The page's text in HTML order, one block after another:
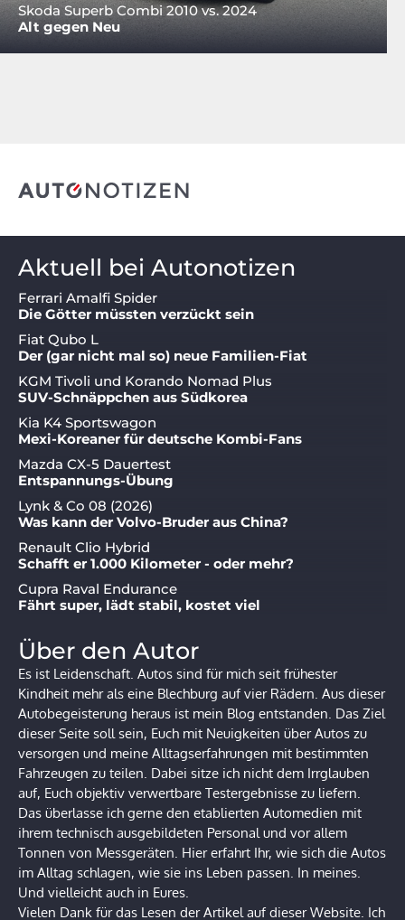
Skoda Superb Combi 2010 vs. 2024
Alt gegen Neu
Aktuell bei Autonotizen
Ferrari Amalfi Spider
Die Götter müssten verzückt sein
Fiat Qubo L
Der (gar nicht mal so) neue Familien-Fiat
KGM Tivoli und Korando Nomad Plus
SUV-Schnäppchen aus Südkorea
Kia K4 Sportswagon
Mexi-Koreaner für deutsche Kombi-Fans
Mazda CX-5 Dauertest
Entspannungs-Übung
Lynk & Co 08 (2026)
Was kann der Volvo-Bruder aus China?
Renault Clio Hybrid
Schafft er 1.000 Kilometer - oder mehr?
Cupra Raval Endurance
Fährt super, lädt stabil, kostet viel
Über den Autor
Es ist Leidenschaft. Autos sind für mich seit frühester
Kindheit mehr als eine Blechburg auf vier Rädern. Aus dieser
Autobegeisterung heraus ist mein Blog entstanden. Das Ziel
dieser Seite soll sein, Euch mit Neuigkeiten über Autos zu
versorgen und meine Alltagserfahrungen mit bestimmten
Fahrzeugen zu teilen. Dabei sitze ich nicht dem Irrglauben
auf, Euch objektiv verwertbare Testergebnisse zu liefern.
Das überlasse ich gerne den etablierten Automedien mit
ihrem technisch ausgebildeten Personal und vor allem
Tonnen von Messgeräten. Hier erfahrt Ihr, wie sich die Autos
im Alltag schlagen, wie sie ins Leben passen. In meines.
Und vielleicht auch in Eures.
Vielen Dank für das Lesen der Artikel auf dieser Website. Ich